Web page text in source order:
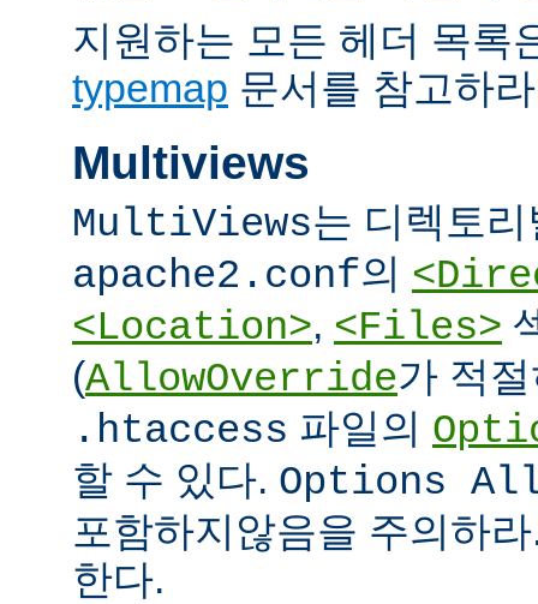
지원하는 모든 헤더 목록
typemap 문서를 참고하
Multiviews
MultiViews는 디렉토
apache2.conf의
<Location>, <Files>
(AllowOverride가 적
.htaccess 파일의
할 수 있다. Options
포함하지않음을 주의하
한다.